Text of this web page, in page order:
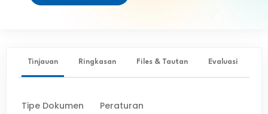
Tinjauan Ringkasan Files & Tautan Evaluasi
Tipe Dokumen Peraturan